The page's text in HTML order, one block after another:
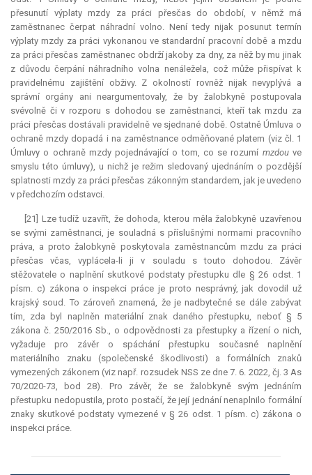
přesunutí výplaty mzdy za práci přesčas do období, v němž má
zaměstnanec čerpat náhradní volno. Není tedy nijak posunut termín
výplaty mzdy za práci vykonanou ve standardní pracovní době a mzdu
za práci přesčas zaměstnanec obdrží jakoby za dny, za něž by mu jinak
z důvodu čerpání náhradního volna nenáležela, což může přispívat k
pravidelnému zajištění obživy. Z okolností rovněž nijak nevyplývá a
správní orgány ani neargumentovaly, že by žalobkyně postupovala
svévolně či v rozporu s dohodou se zaměstnanci, kteří tak mzdu za
práci přesčas dostávali pravidelně ve sjednané době. Ostatně Úmluva o
ochraně mzdy dopadá i na zaměstnance odměňované platem (viz čl. 1
Úmluvy o ochraně mzdy pojednávající o tom, co se rozumí mzdouve
smyslu této úmluvy), u nichž je režim sledovaný ujednáním o pozdější
splatnosti mzdy za práci přesčas zákonným standardem, jak je uvedeno
v předchozím odstavci.
[21] Lze tudíž uzavřít, že dohoda, kterou měla žalobkyně uzavřenou
se svými zaměstnanci, je souladná s příslušnými normami pracovního
práva, a proto žalobkyně poskytovala zaměstnancům mzdu za práci
přesčas včas, vyplácela-li ji v souladu s touto dohodou. Závěr
stěžovatele o naplnění skutkové podstaty přestupku dle § 26 odst. 1
písm. c) zákona o inspekci práce je proto nesprávný, jak dovodil už
krajský soud. To zároveň znamená, že je nadbytečné se dále zabývat
tím, zda byl naplněn materiální znak daného přestupku, neboť § 5
zákona č. 250/2016 Sb., o odpovědnosti za přestupky a řízení o nich,
vyžaduje pro závěr o spáchání přestupku současné naplnění
materiálního znaku (společenské škodlivosti) a formálních znaků
vymezených zákonem (viz např. rozsudek NSS ze dne 7. 6. 2022, čj. 3 As
70/2020-73, bod 28). Pro závěr, že se žalobkyně svým jednáním
přestupku nedopustila, proto postačí, že její jednání nenaplnilo formální
znaky skutkové podstaty vymezené v § 26 odst. 1 písm. c) zákona o
inspekci práce.